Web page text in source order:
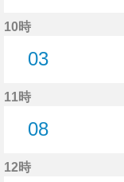
10時
03
11時
08
12時